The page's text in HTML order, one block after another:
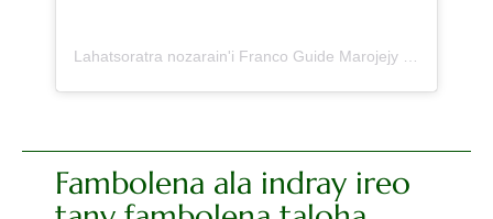
Fambolena ala indray ireo